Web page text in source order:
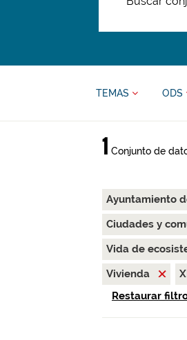
TEMAS ODS
1 Conjunto de
Ayuntamiento
Ciudades y
Vida de
Vivienda
Restaurar